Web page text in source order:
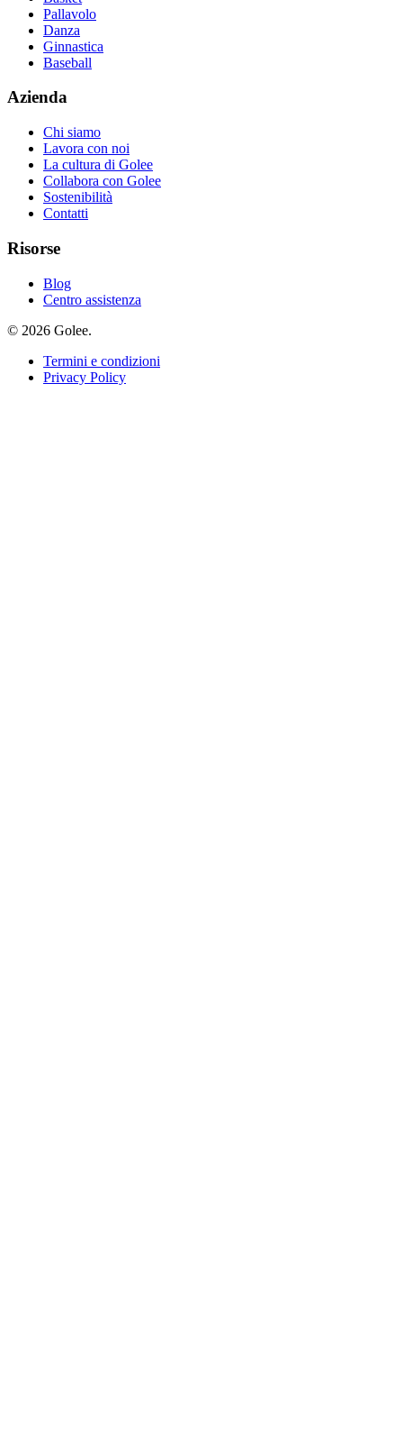
Pallavolo
Danza
Ginnastica
Baseball
Azienda
Chi siamo
Lavora con noi
La cultura di Golee
Collabora con Golee
Sostenibilità
Contatti
Risorse
Blog
Centro assistenza
© 2026 Golee.
Termini e condizioni
Privacy Policy